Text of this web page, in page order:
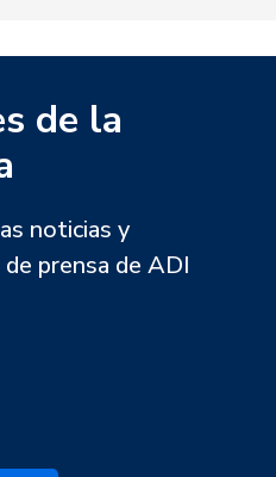
de la
noticias y
prensa de ADI